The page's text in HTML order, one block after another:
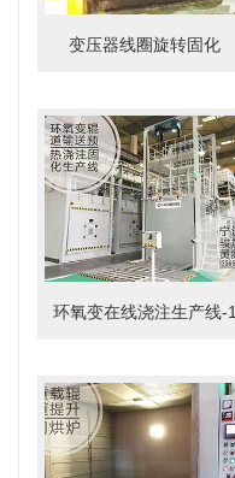
变压器线圈旋转固化
环氧变在线浇注生产线-1